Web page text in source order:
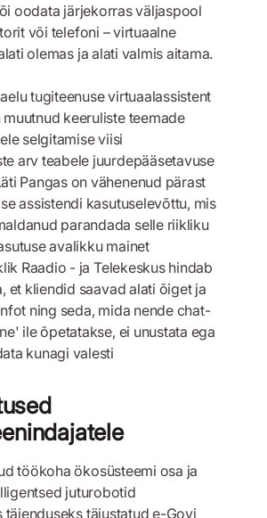
oodata järjekorras väljaspool
või telefoni – virtuaalne
olemas ja alati valmis aitama.
tugiteenuse virtuaalassistent
muutnud keeruliste teemade
selgitamise viisi
arv teabele juurdepääsetavuse
Pangas on vähenenud pärast
assistendi kasutuselevõttu, mis
parandada selle riikliku
avalikku mainet
Raadio - ja Telekeskus hindab
et kliendid saavad alati õiget ja
ning seda, mida nende chat-
ile õpetatakse, ei unustata ega
kunagi valesti
töökoha ökosüsteemi osa ja
juturobotid
täienduseks täiustatud e-Govi